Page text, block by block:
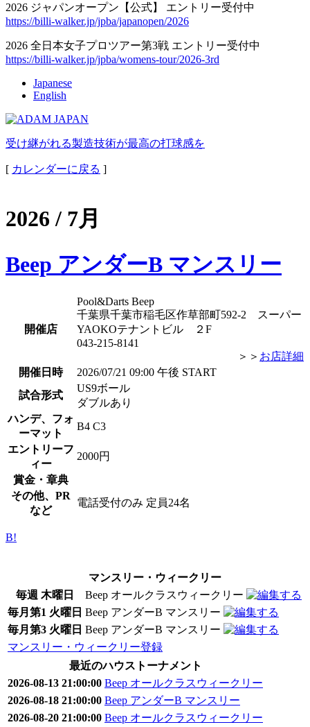
2026 ジャパンオープン【公式】 エントリー受付中
https://billi-walker.jp/jpba/japanopen/2026
2026 全日本女子プロツアー第3戦 エントリー受付中
https://billi-walker.jp/jpba/womens-tour/2026-3rd
Japanese
English
受け継がれる製造技術が最高の打球感を
[ カレンダーに戻る ]
2026 / 7月
Beep アンダーB マンスリー
開催店
Pool&Darts Beep
千葉県千葉市稲毛区作草部町592-2 スーパー
YAOKOテナントビル ２F
043-215-8141
＞＞ お店詳細
開催日時
2026/07/21 09:00 午後 START
試合形式
US9ボール
ダブルあり
ハンデ、フォ
ーマット
B4 C3
エントリーフ
ィー
2000円
賞金・章典
その他、PR
など
電話受付のみ 定員24名
B!
マンスリー・ウィークリー
毎週 木曜日
Beep オールクラスウィークリー
毎月第1 火曜日 Beep アンダーB マンスリー
毎月第3 火曜日 Beep アンダーB マンスリー
マンスリー・ウィークリー登録
最近のハウストーナメント
2026-08-13 21:00:00 Beep オールクラスウィークリー
2026-08-18 21:00:00 Beep アンダーB マンスリー
2026-08-20 21:00:00 Beep オールクラスウィークリー